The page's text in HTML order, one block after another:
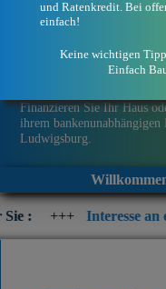
Finanzieren Sie Ihr Haus
ihrem
Ludwigsburg.
Interesse an einer
und Ratenkredit. Bei
einfach!
Keine wichtigen
Einfach